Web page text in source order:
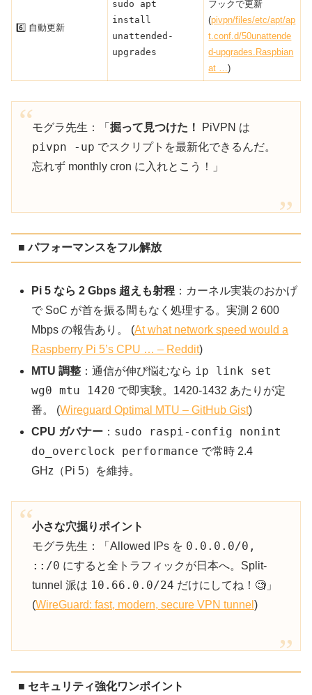
6️⃣ 自動更新
sudo apt
install
unattended-
upgrades
フックで更新
(pivpn/files/etc/apt/ap
t.conf.d/50unattende
d-upgrades.Raspbian
at …)
モグラ先生：「 掘って見つけた！ PiVPN は
pivpn -up でスクリプトを最新化できるんだ。
忘れず monthly cron に入れとこう！」
■ パフォーマンスをフル解放
Pi 5 なら 2 Gbps 超えも射程 ：カーネル実装のおかげ
で SoC が首を振る間もなく処理する。実測 2 600
Mbps の報告あり。 (At what network speed would a
Raspberry Pi 5’s CPU … – Reddit)
MTU 調整 ：通信が伸び悩むなら ip link set
wg0 mtu 1420 で即実験。1420-1432 あたりが定
番。 (Wireguard Optimal MTU – GitHub Gist)
CPU ガバナー ： sudo raspi-config nonint
do_overclock performance で常時 2.4
GHz（Pi 5）を維持。
小さな穴掘りポイント
モグラ先生：「Allowed IPs を 0.0.0.0/0,
::/0 にすると全トラフィックが日本へ。Split-
tunnel 派は 10.66.0.0/24 だけにしてね！🧐」
(WireGuard: fast, modern, secure VPN tunnel )
■ セキュリティ強化ワンポイント